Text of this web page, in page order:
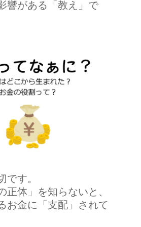
響がある「教え」で
です。
正体」を知らないと、
お金に「支配」されて